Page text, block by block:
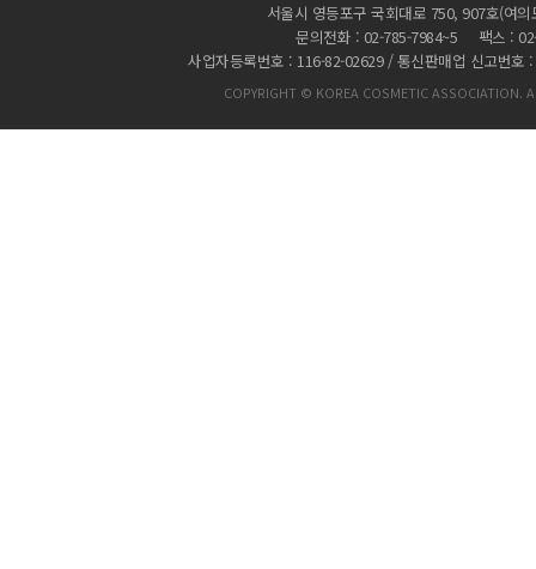
서울시 영등포구 국회대로 750, 907호(여
문의전화 : 02-785-7984~5 팩스 :
사업자등록번호 : 116-82-02629 / 통신판매업 신고번호
COPYRIGHT © KOREA COSMETIC ASSOCIATION.